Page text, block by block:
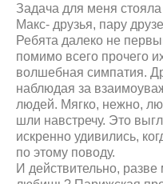
Задача для меня
Макс- друзья, пару
Ребята далеко не
помимо всего прочего
волшебная симпатия.
наблюдая за
людей. Мягко, нежно,
шли навстречу. Это
искренно удивились,
по этому поводу.
И действительно,